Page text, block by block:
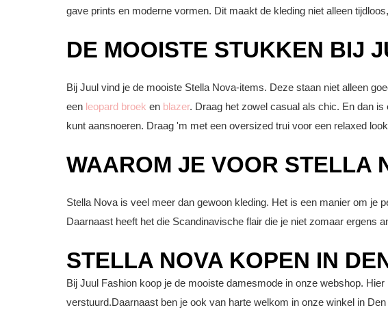
gave prints en moderne vormen. Dit maakt de kleding niet alleen
DE MOOISTE STUKKEN BIJ
Bij Juul vind je de mooiste Stella Nova-items. Deze staan niet alleen
een leopard broek en blazer. Draag het zowel casual als chic. En dan is
kunt aansnoeren. Draag 'm met een oversized trui voor een relaxed
WAAROM JE VOOR STELLA
Stella Nova is veel meer dan gewoon kleding. Het is een manier om je
Daarnaast heeft het die Scandinavische flair die je niet zomaar ergens
STELLA NOVA KOPEN IN
Bij Juul Fashion koop je de mooiste damesmode in onze webshop.
verstuurd.Daarnaast ben je ook van harte welkom in onze winkel in